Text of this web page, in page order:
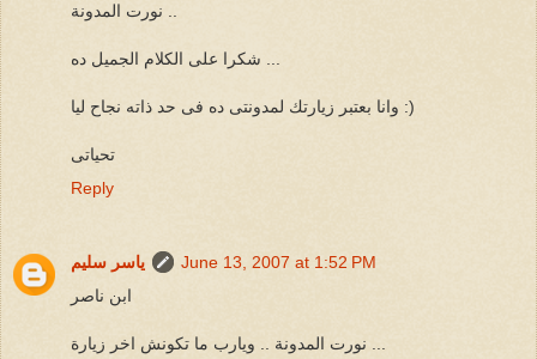
نورت المدونة ..
شكرا على الكلام الجميل ده ...
وانا بعتبر زيارتك لمدونتى ده فى حد ذاته نجاح ليا :)
تحياتى
Reply
ياسر سليم
June 13, 2007 at 1:52 PM
ابن ناصر
نورت المدونة .. ويارب ما تكونش اخر زيارة ...